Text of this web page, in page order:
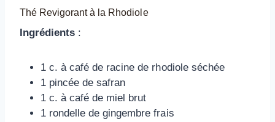
Thé Revigorant à la Rhodiole
Ingrédients :
1 c. à café de racine de rhodiole séchée
1 pincée de safran
1 c. à café de miel brut
1 rondelle de gingembre frais